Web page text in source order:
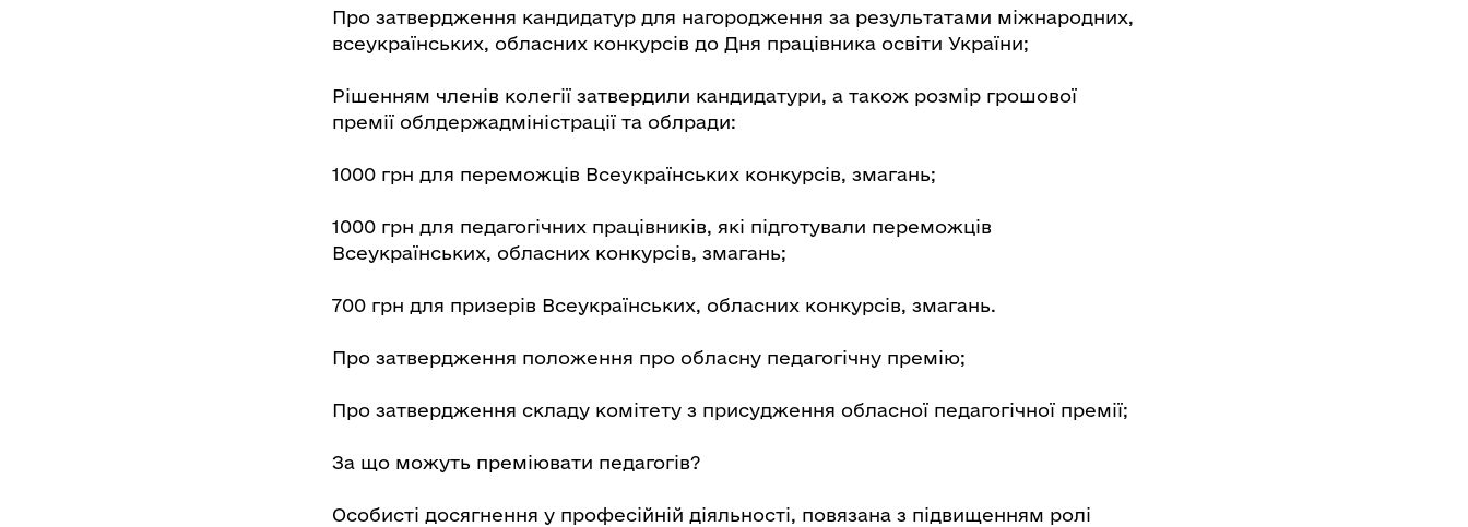
Про затвердження кандидатур для нагородження за результатами міжнародних,
всеукраїнських, обласних конкурсів до Дня працівника освіти України;
Рішенням членів колегії затвердили кандидатури, а також розмір грошової
премії облдержадміністрації та облради:
1000 грн для переможців Всеукраїнських конкурсів, змагань;
1000 грн для педагогічних працівників, які підготували переможців
Всеукраїнських, обласних конкурсів, змагань;
700 грн для призерів Всеукраїнських, обласних конкурсів, змагань.
Про затвердження положення про обласну педагогічну премію;
Про затвердження складу комітету з присудження обласної педагогічної премії;
За що можуть преміювати педагогів?
Особисті досягнення у професійній діяльності, повязана з підвищенням ролі